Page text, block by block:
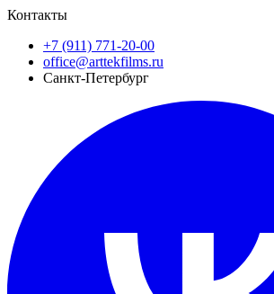
Контакты
+7 (911) 771-20-00
office@arttekfilms.ru
Санкт-Петербург